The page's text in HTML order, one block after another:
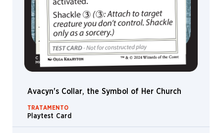
Anjo
Jace
Karn
Hipopótamo
Assassino
Luxior
Minsc
Samurai
Avacyn's Collar, the Symbol of Her Church
TRATAMENTO
Playtest Card